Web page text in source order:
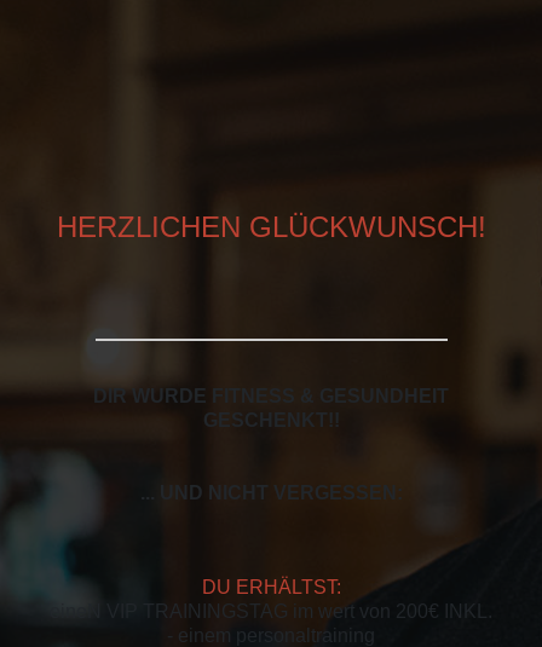
HERZLICHEN GLÜCKWUNSCH!
DIR WURDE FITNESS & GESUNDHEIT
GESCHENKT! !
... UND NICHT VERGESSEN:
DU ERHÄLTST:
eineN VIP TRAININGSTAG im wert von 200€ INKL.
- einem personaltraining